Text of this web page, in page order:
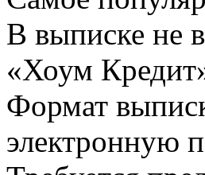
В выписке не
«Хоум
Формат
электронную